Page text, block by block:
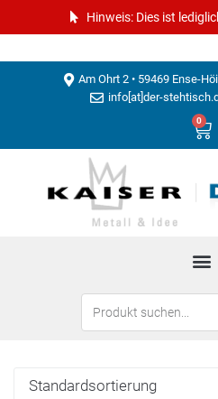
Hinweis: Dies ist
Am Ohrt 2 • 59469 Ense-
info[at]der-
0